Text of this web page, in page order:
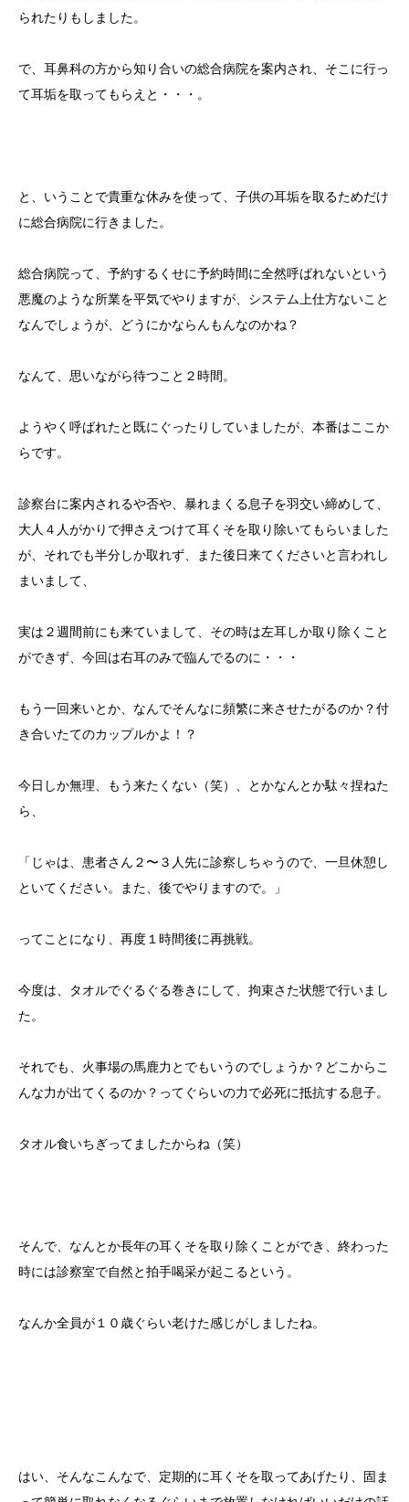
られたりもしました。
で、耳鼻科の方から知り合いの総合病院を案内され、そこに行っ
て耳垢を取ってもらえと・・・。
と、いうことで貴重な休みを使って、子供の耳垢を取るためだけ
に総合病院に行きました。
総合病院って、予約するくせに予約時間に全然呼ばれないという
悪魔のような所業を平気でやりますが、システム上仕方ないこと
なんでしょうが、どうにかならんもんなのかね？
なんて、思いながら待つこと２時間。
ようやく呼ばれたと既にぐったりしていましたが、本番はここか
らです。
診察台に案内されるや否や、暴れまくる息子を羽交い締めして、
大人４人がかりで押さえつけて耳くそを取り除いてもらいました
が、それでも半分しか取れず、また後日来てくださいと言われし
まいまして、
実は２週間前にも来ていまして、その時は左耳しか取り除くこと
ができず、今回は右耳のみで臨んでるのに・・・
もう一回来いとか、なんでそんなに頻繁に来させたがるのか？付
き合いたてのカップルかよ！？
今日しか無理、もう来たくない（笑）、とかなんとか駄々捏ねた
ら、
「じゃは、患者さん２〜３人先に診察しちゃうので、一旦休憩し
といてください。また、後でやりますので。」
ってことになり、再度１時間後に再挑戦。
今度は、タオルでぐるぐる巻きにして、拘束さた状態で行いまし
た。
それでも、火事場の馬鹿力とでもいうのでしょうか？どこからこ
んな力が出てくるのか？ってぐらいの力で必死に抵抗する息子。
タオル食いちぎってましたからね（笑）
そんで、なんとか長年の耳くそを取り除くことができ、終わった
時には診察室で自然と拍手喝采が起こるという。
なんか全員が１０歳ぐらい老けた感じがしましたね。
はい、そんなこんなで、定期的に耳くそを取ってあげたり、固ま